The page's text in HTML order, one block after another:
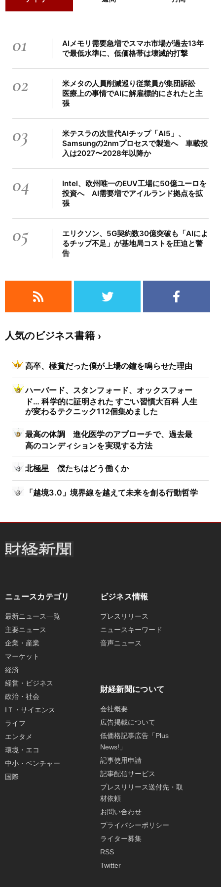
01
AIメモリ需要急増でスマホ市場が過去13年
で最低水準に、低価格帯は壊滅的打撃
02
米メタの人員削減巡り従業員が集団訴訟
医療上の事情でAIに解雇標的にされたと主
張
03
米テスラの次世代AIチップ「AI5」、
Samsungの2nmプロセスで製造へ 車載投
入は2027〜2028年以降か
04
Intel、欧州唯一のEUV工場に50億ユーロを
投資へ AI需要増でアイルランド拠点を拡
張
05
エリクソン、5G契約数30億突破も「AIによ
るチップ不足」が基地局コストを圧迫と警
告
人気のビジネス書籍
高卒、極貧だった僕が上場の鐘を鳴らせた理由
ハーバード、スタンフォード、オックスフォー
ド… 科学的に証明された すごい習慣大百科 人生
が変わるテクニック112個集めました
最高の体調 進化医学のアプローチで、過去最
高のコンディションを実現する方法
北極星 僕たちはどう働くか
「越境3.0」境界線を越えて未来を創る行動哲学
ニュースカテゴリ
最新ニュース一覧
主要ニュース
企業・産業
マーケット
経済
経営・ビジネス
政治・社会
IＴ・サイエンス
ライフ
エンタメ
環境・エコ
中小・ベンチャー
国際
ビジネス情報
プレスリリース
ニュースキーワード
音声ニュース
財経新聞について
会社概要
広告掲載について
低価格記事広告「Plus
News!」
記事使用申請
記事配信サービス
プレスリリース送付先・取
材依頼
お問い合わせ
プライバシーポリシー
ライター募集
RSS
Twitter